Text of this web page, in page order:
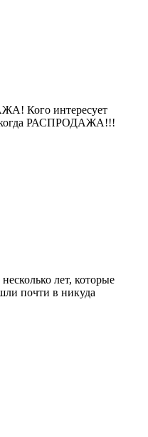
Кого интересует
когда РАСПРОДАЖА!!!
лет, которые
почти в никуда